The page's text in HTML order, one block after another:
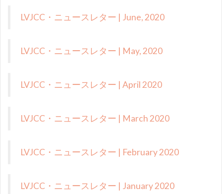
LVJCC・ニュースレター | June, 2020
LVJCC・ニュースレター | May, 2020
LVJCC・ニュースレター | April 2020
LVJCC・ニュースレター | March 2020
LVJCC・ニュースレター | February 2020
LVJCC・ニュースレター | January 2020